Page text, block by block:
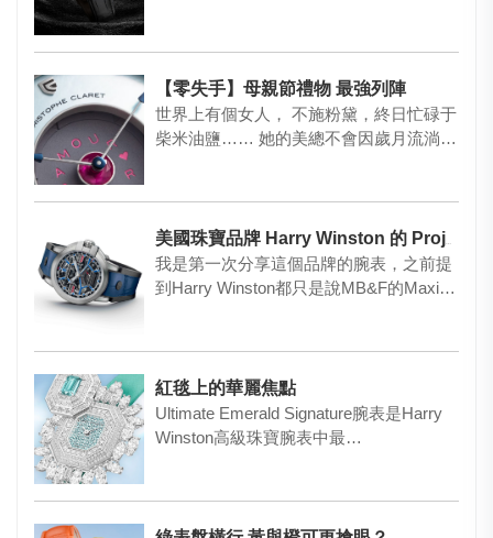
【零失手】母親節禮物 最強列陣
世界上有個女人， 不施粉黛，終日忙碌于
柴米油鹽…… 她的美總不會因歲月流淌而
美國珠寶品牌 Harry Winston 的 Project Z
我是第一次分享這個品牌的腕表，之前提
到Harry Winston都只是說MB&F的Maxi
紅毯上的華麗焦點
Ultimate Emerald Signature腕表是Harry
Winston高級珠寶腕表中最…